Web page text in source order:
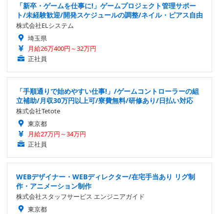
「新卒・ゲームを仕事に!」ゲームプロジェクト管理サポー
ト/未経験歓迎/開発スケジュールの調整/ネイル・ピアス自由
株式会社ELシステム
埼玉県
月給26万400円～32万円
正社員
「手順通りで始めやすい仕事!」/ゲームコントローラーの組
立補助/月収30万円以上可/寮費無料/研修あり/日払い対応
株式会社Tetote
東京都
月給27万円～34万円
正社員
WEBデザイナー・WEBディレクター/在宅手当あり リグ制
作・アニメーション制作
株式会社スタッフサービス エンジニアガイド
東京都